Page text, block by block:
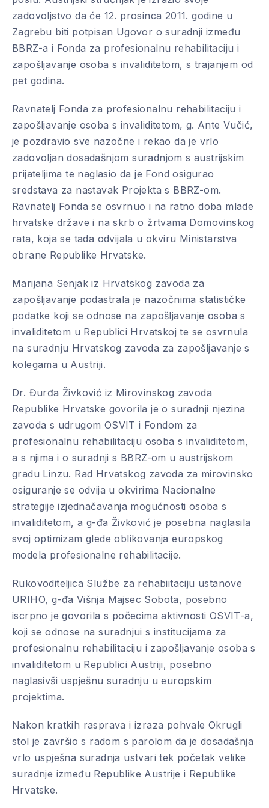
zadovoljstvo da će 12. prosinca 2011. godine u
Zagrebu biti potpisan Ugovor o suradnji između
BBRZ-a i Fonda za profesionalnu rehabilitaciju i
zapošljavanje osoba s invaliditetom, s trajanjem od
pet godina.
Ravnatelj Fonda za profesionalnu rehabilitaciju i
zapošljavanje osoba s invaliditetom, g. Ante Vučić,
je pozdravio sve nazočne i rekao da je vrlo
zadovoljan dosadašnjom suradnjom s austrijskim
prijateljima te naglasio da je Fond osigurao
sredstava za nastavak Projekta s BBRZ-om.
Ravnatelj Fonda se osvrnuo i na ratno doba mlade
hrvatske države i na skrb o žrtvama Domovinskog
rata, koja se tada odvijala u okviru Ministarstva
obrane Republike Hrvatske.
Marijana Senjak iz Hrvatskog zavoda za
zapošljavanje podastrala je nazočnima statističke
podatke koji se odnose na zapošljavanje osoba s
invaliditetom u Republici Hrvatskoj te se osvrnula
na suradnju Hrvatskog zavoda za zapošljavanje s
kolegama u Austriji.
Dr. Đurđa Živković iz Mirovinskog zavoda
Republike Hrvatske govorila je o suradnji njezina
zavoda s udrugom OSVIT i Fondom za
profesionalnu rehabilitaciju osoba s invaliditetom,
a s njima i o suradnji s BBRZ-om u austrijskom
gradu Linzu. Rad Hrvatskog zavoda za mirovinsko
osiguranje se odvija u okvirima Nacionalne
strategije izjednačavanja mogućnosti osoba s
invaliditetom, a g-đa Živković je posebna naglasila
svoj optimizam glede oblikovanja europskog
modela profesionalne rehabilitacije.
Rukovoditeljica Službe za rehabiitaciju ustanove
URIHO, g-đa Višnja Majsec Sobota, posebno
iscrpno je govorila s počecima aktivnosti OSVIT-a,
koji se odnose na suradnjui s institucijama za
profesionalnu rehabilitaciju i zapošljavanje osoba s
invaliditetom u Republici Austriji, posebno
naglasivši uspješnu suradnju u europskim
projektima.
Nakon kratkih rasprava i izraza pohvale Okrugli
stol je završio s radom s parolom da je dosadašnja
vrlo uspješna suradnja ustvari tek početak velike
suradnje između Republike Austrije i Republike
Hrvatske.